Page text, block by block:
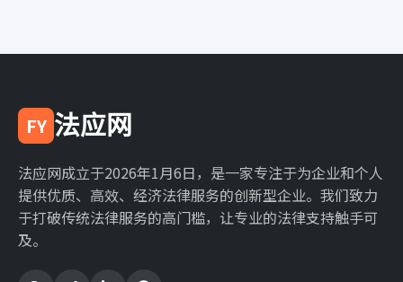
FY 法应网
法应网成立于2026年1月6日，是一家专注于为企业和个人
提供优质、高效、经济法律服务的创新型企业。我们致力
于打破传统法律服务的高门槛，让专业的法律支持触手可
及。